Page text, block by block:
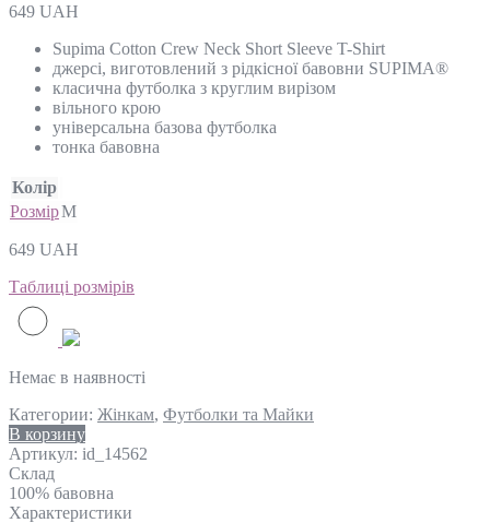
649 UAH
Supima Cotton Crew Neck Short Sleeve T-Shirt
джерсі, виготовлений з рідкісної бавовни SUPIMA®
класична футболка з круглим вирізом
вільного крою
універсальна базова футболка
тонка бавовна
Колір
РозмірM
649 UAH
Таблиці розмірів
Немає в наявності
Категории: Жінкам, Футболки та Майки
В корзину
Артикул: id_14562
Склад
100% бавовна
Характеристики